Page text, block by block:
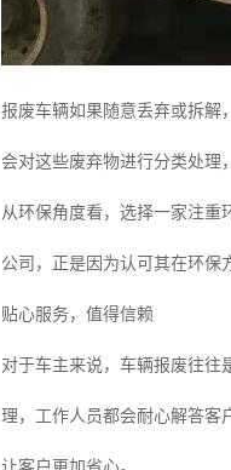
报废车辆如果随意丢弃或拆解
会对这些废弃物进行分类处理
从环保角度看，选择一家注
公司，正是因为认可其在环保
贴心服务，值得信赖
对于车主来说，车辆报废往往
理，工作人员都会耐心解答客